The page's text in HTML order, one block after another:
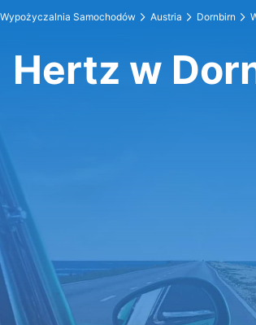
Wypożyczalnia Samochodów Austria Dornbirn
Hertz w